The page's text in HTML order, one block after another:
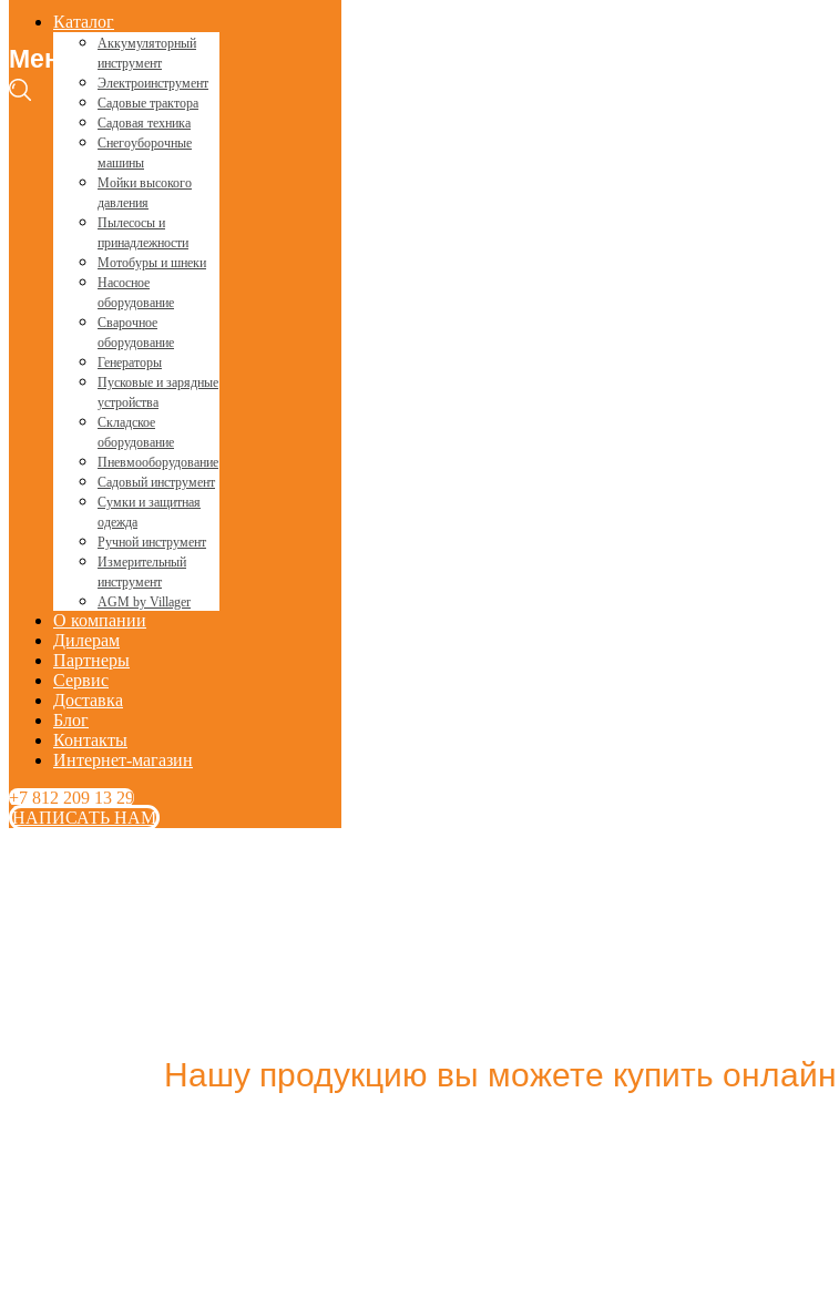
Меню
Каталог
Аккумуляторный
инструмент
Электроинструмент
Садовые трактора
Садовая техника
Снегоуборочные
машины
Мойки высокого
давления
Пылесосы и
принадлежности
Мотобуры и шнеки
Насосное
оборудование
Сварочное
оборудование
Генераторы
Пусковые и зарядные
устройства
Складское
оборудование
Пневмооборудование
Садовый инструмент
Сумки и защитная
одежда
Ручной инструмент
Измерительный
инструмент
AGM by Villager
О компании
Дилерам
Партнеры
Сервис
Доставка
Блог
Контакты
Интернет-магазин
+7 812 209 13 29
НАПИСАТЬ НАМ
Нашу продукцию вы можете купить